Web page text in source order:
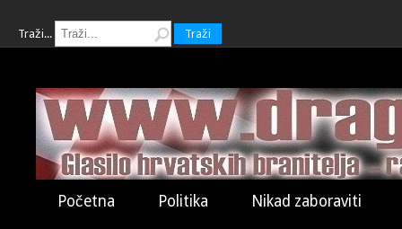
Traži... Traži
Početna Politika Nikad zaboraviti